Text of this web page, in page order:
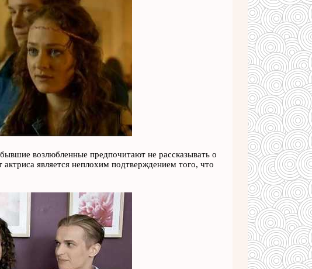
возлюбленные предпочитают не рассказывать о
является неплохим подтверждением того, что